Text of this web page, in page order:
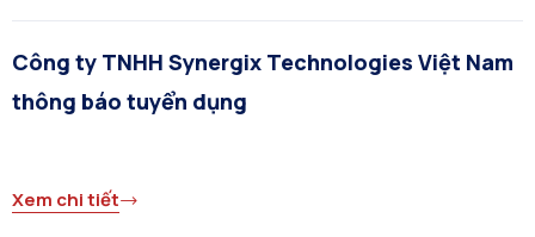
Công ty TNHH Synergix Technologies Việt Nam
thông báo tuyển dụng
Xem chi tiết